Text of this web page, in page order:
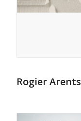
Rogier Arents